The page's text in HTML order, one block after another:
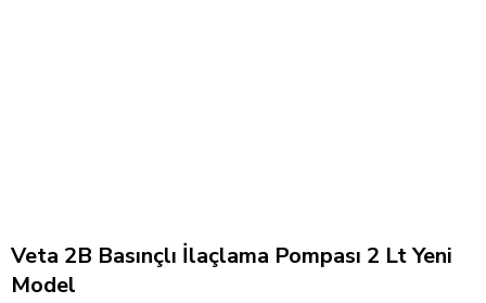
Veta 2B Basınçlı İlaçlama Pompası 2 Lt Yeni
Model